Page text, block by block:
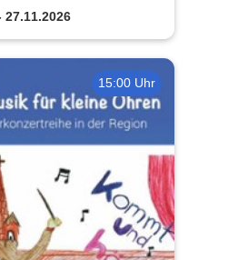
27.11.2026
15:00 Uhr